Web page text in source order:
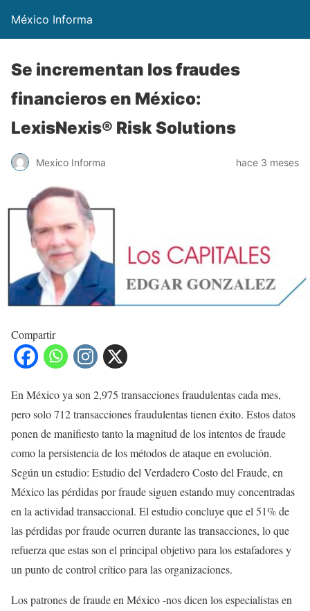
México Informa
Se incrementan los fraudes
financieros en México:
LexisNexis® Risk Solutions
Mexico Informa hace 3 meses
Compartir
En México ya son 2,975 transacciones fraudulentas cada mes,
pero solo 712 transacciones fraudulentas tienen éxito. Estos datos
ponen de manifiesto tanto la magnitud de los intentos de fraude
como la persistencia de los métodos de ataque en evolución.
Según un estudio: Estudio del Verdadero Costo del Fraude, en
México las pérdidas por fraude siguen estando muy concentradas
en la actividad transaccional. El estudio concluye que el 51% de
las pérdidas por fraude ocurren durante las transacciones, lo que
refuerza que estas son el principal objetivo para los estafadores y
un punto de control crítico para las organizaciones.
Los patrones de fraude en México -nos dicen los especialistas en